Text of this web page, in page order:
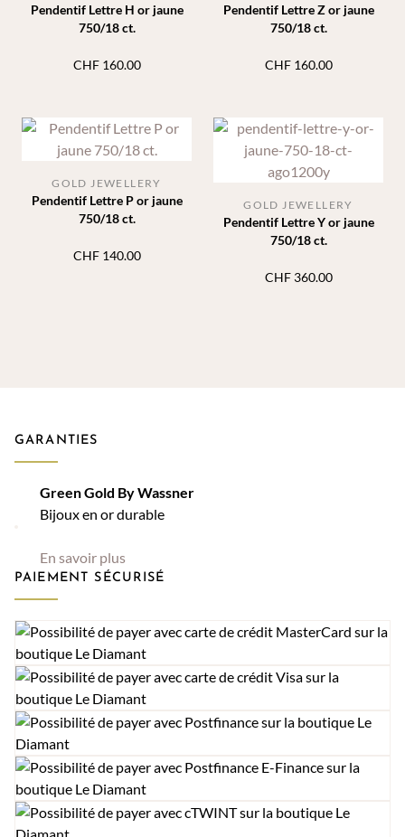
Pendentif Lettre H or jaune
750/18 ct.
CHF160.00
Pendentif Lettre Z or jaune
750/18 ct.
CHF160.00
Pendentif Lettre P or jaune
750/18 ct.
GOLD JEWELLERY
CHF140.00
Pendentif Lettre Y or jaune
750/18 ct.
GOLD JEWELLERY
CHF360.00
GARANTIES
Green Gold By Wassner
Bijoux en or durable
En savoir plus
PAIEMENT SÉCURISÉ